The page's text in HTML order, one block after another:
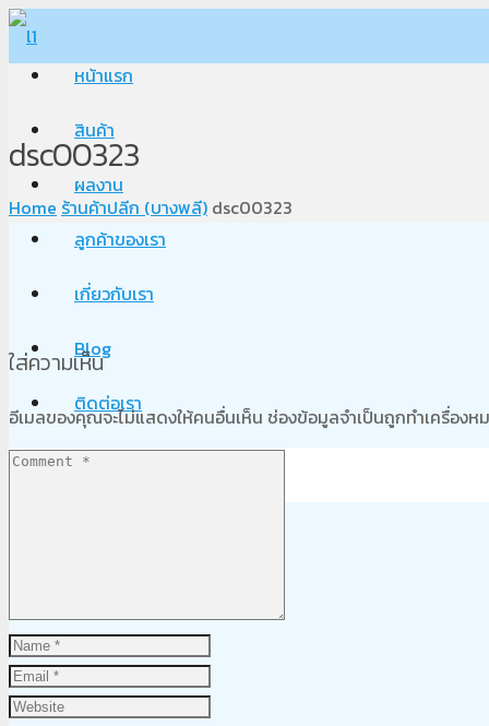
หน้าแรก
สินค้า
ผลงาน
ลูกค้าของเรา
เกี่ยวกับเรา
Blog
ติดต่อเรา
dsc00323
Home ร้านค้าปลีก (บางพลี) dsc00323
ใส่ความเห็น
อีเมลของคุณจะไม่แสดงให้คนอื่นเห็น ช่องข้อมูลจำเป็นถูกทำเครื่องห